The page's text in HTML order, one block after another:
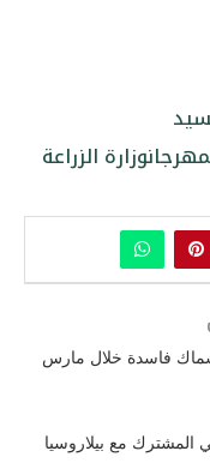
مهرجانوزارة الزراعة
المشترك مع بيلاروسيا